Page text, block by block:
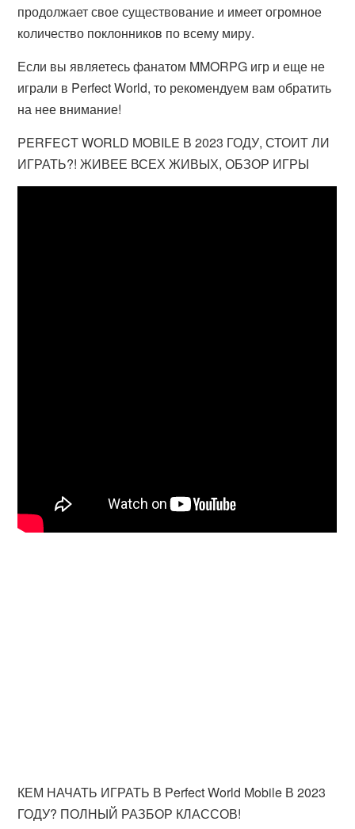
продолжает свое существование и имеет огромное
количество поклонников по всему миру.
Если вы являетесь фанатом MMORPG игр и еще не
играли в Perfect World, то рекомендуем вам обратить
на нее внимание!
PERFECT WORLD MOBILE В 2023 ГОДУ, СТОИТ ЛИ
ИГРАТЬ?! ЖИВЕЕ ВСЕХ ЖИВЫХ, ОБЗОР ИГРЫ
КЕМ НАЧАТЬ ИГРАТЬ В Perfect World Mobile В 2023
ГОДУ? ПОЛНЫЙ РАЗБОР КЛАССОВ!